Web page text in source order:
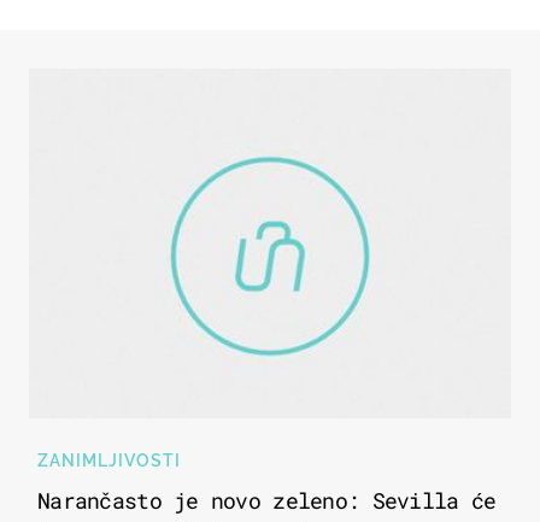
ZANIMLJIVOSTI
Narančasto je novo zeleno: Sevilla će